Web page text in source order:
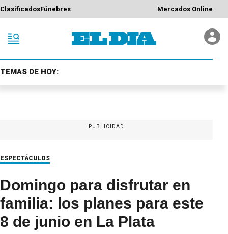
ClasificadosFúnebres Mercados Online
TEMAS DE HOY:
PUBLICIDAD
ESPECTÁCULOS
Domingo para disfrutar en
familia: los planes para este
8 de junio en La Plata